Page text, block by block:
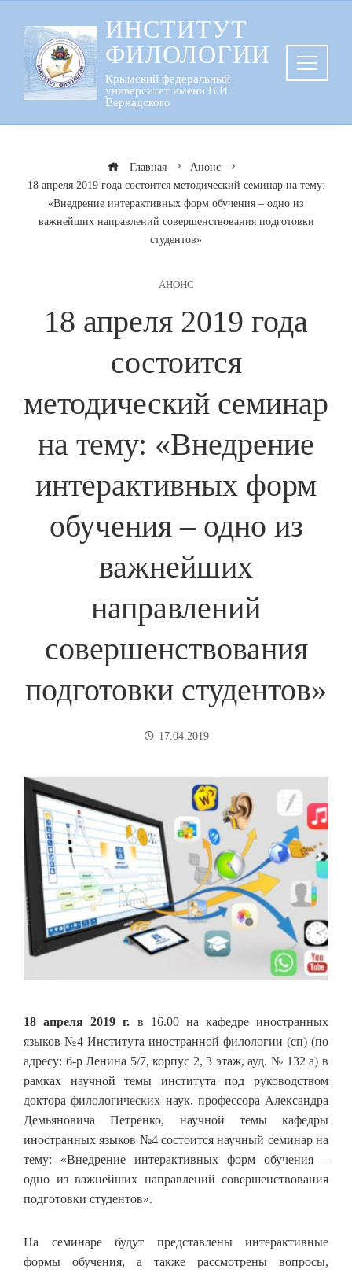
содержанию
ИНСТИТУТ
ФИЛОЛОГИИ
Крымский федеральный
университет имени В.И.
Вернадского
Главная
Анонс
18 апреля 2019 года состоится методический семинар на тему:
«Внедрение интерактивных форм обучения – одно из
важнейших направлений совершенствования подготовки
студентов»
АНОНС
18 апреля 2019 года
состоится
методический семинар
на тему: «Внедрение
интерактивных форм
обучения – одно из
важнейших
направлений
совершенствования
подготовки студентов»
17.04.2019
18 апреля 2019 г. в 16.00 на кафедре иностранных
языков №4 Института иностранной филологии (сп) (по
адресу: б-р Ленина 5/7, корпус 2, 3 этаж, ауд. № 132 а) в
рамках научной темы института под руководством
доктора филологических наук, профессора Александра
Демьяновича Петренко, научной темы кафедры
иностранных языков №4 состоится научный семинар на
тему: «Внедрение интерактивных форм обучения –
одно из важнейших направлений совершенствования
подготовки студентов».
На семинаре будут представлены интерактивные
формы обучения, а также рассмотрены вопросы,